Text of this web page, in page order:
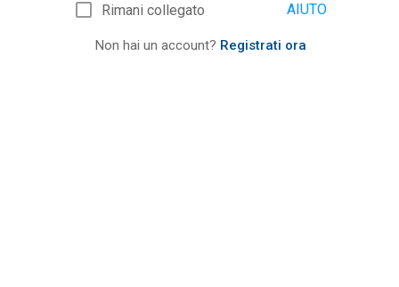
Rimani collegato AIUTO
Non hai un account? Registrati ora